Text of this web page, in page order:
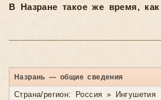
В Назране такое же время,
Назрань — общие сведения
Страна/регион: Россия » Ингушетия